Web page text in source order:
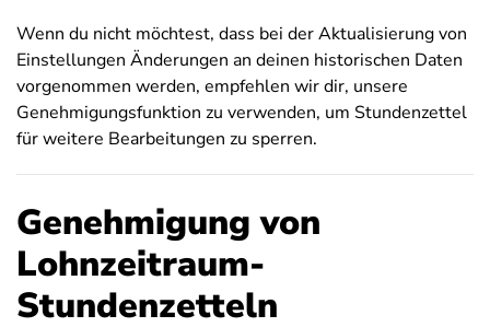
Wenn du nicht möchtest, dass bei der Aktualisierung von
Einstellungen Änderungen an deinen historischen Daten
vorgenommen werden, empfehlen wir dir, unsere
Genehmigungsfunktion zu verwenden, um Stundenzettel
für weitere Bearbeitungen zu sperren.
Genehmigung von
Lohnzeitraum-
Stundenzetteln